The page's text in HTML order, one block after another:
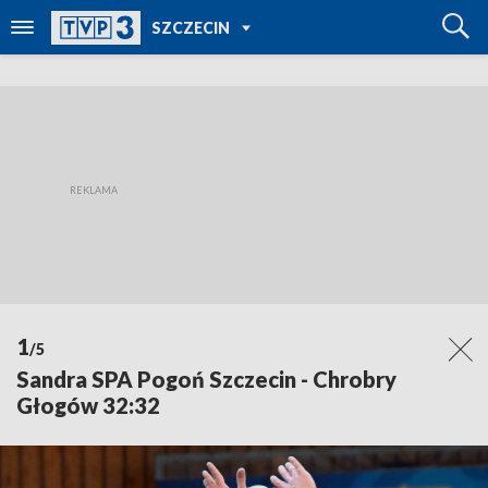
SZCZECIN
TVP REGIONY
1/5
Sandra SPA Pogoń Szczecin - Chrobry
Głogów 32:32